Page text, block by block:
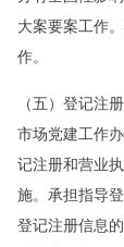
大案要案工作
作。
（五）登记注
市场党建工作
记注册和营业
施。承担指导
登记注册信息